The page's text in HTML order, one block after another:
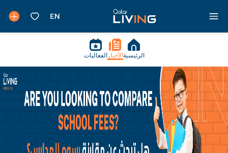
الرئيسية الأخبار الفعاليات